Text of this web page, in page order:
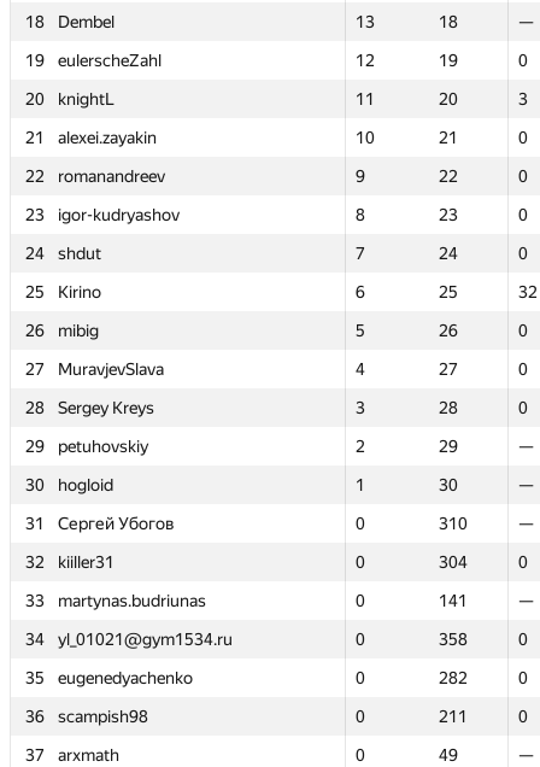
18
Dembel 13 18
—
19
eulerscheZahl 12 19
0
20
knightL 11 20
3
21
alexei.zayakin 10 21
0
22
romanandreev 9 22
0
23
igor-kudryashov 8 23
0
24
shdut 7 24
0
25
Kirino 6 25
32
26
mibig 5 26
0
27
MuravjevSlava 4 27
0
28
Sergey Kreys 3 28
0
29
petuhovskiy 2 29
—
30
hogloid 1 30
—
31
Сергей Убогов 0 310
—
32
kiiller31 0 304
0
33
martynas.budriunas 0 141
—
34
yl_01021@gym1534.ru 0 358
0
35
eugenedyachenko 0 282
0
36
scampish98 0 211
0
37
arxmath 0 49
—
18
Dembel 13 18
—
19
eulerscheZahl 12 19
0
20
knightL 11 20
3
21
alexei.zayakin 10 21
0
22
romanandreev 9 22
0
23
igor-kudryashov 8 23
0
24
shdut 7 24
0
25
Kirino 6 25
32
26
mibig 5 26
0
27
MuravjevSlava 4 27
0
28
Sergey Kreys 3 28
0
29
petuhovskiy 2 29
—
30
hogloid 1 30
—
31
Сергей Убогов 0 310
—
32
kiiller31 0 304
0
33
martynas.budriunas 0 141
—
34
yl_01021@gym1534.ru 0 358
0
35
eugenedyachenko 0 282
0
36
scampish98 0 211
0
37
arxmath 0 49
—